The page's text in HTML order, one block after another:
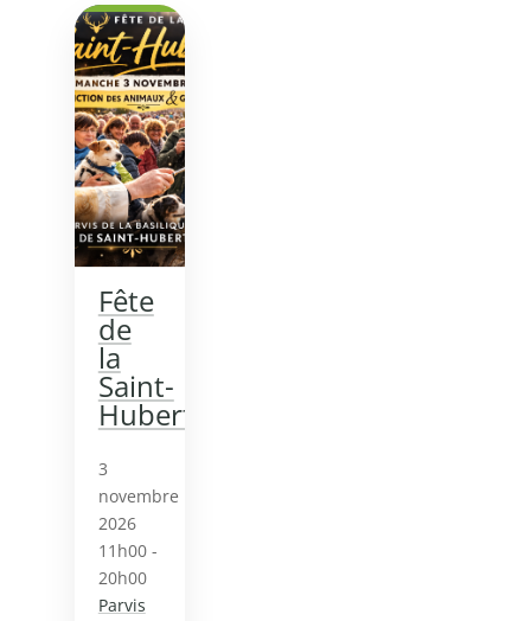
Fête
de
la
Saint-
Hubert
3
novembre
2026
11h00 -
20h00
Parvis